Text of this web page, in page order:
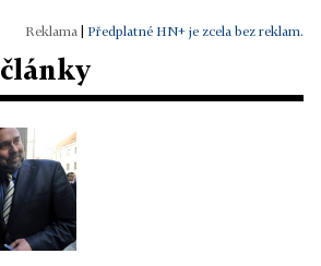
Předplatné HN+ je zcela bez reklam.